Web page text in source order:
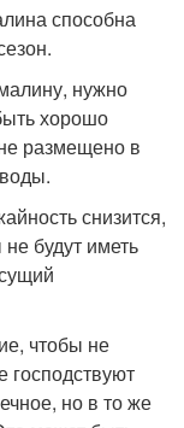
способна
нужно
хорошо
размещено в
снизится,
будут иметь
чтобы не
господствуют
но в то же